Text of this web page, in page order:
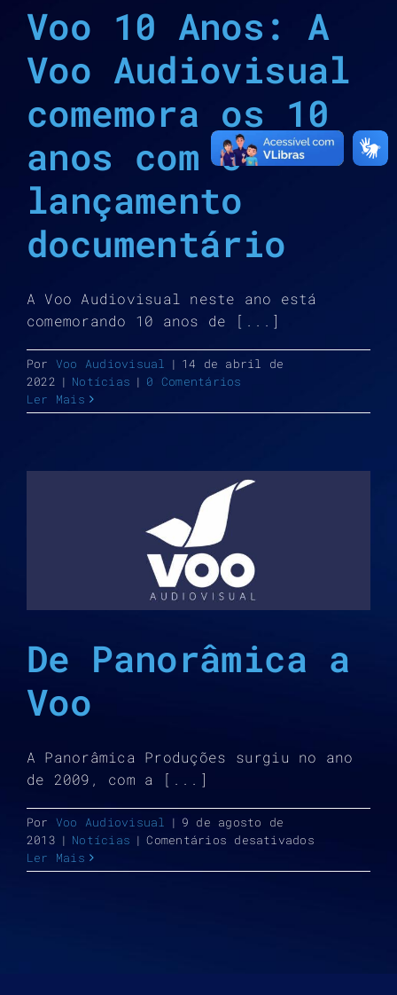
Voo 10 Anos: A
Voo Audiovisual
comemora os 10
anos com o
lançamento
documentário
A Voo Audiovisual neste ano está
comemorando 10 anos de [...]
Por Voo Audiovisual | 14 de abril de
2022 | Notícias | 0 Comentários
Ler Mais
De Panorâmica a
Voo
A Panorâmica Produções surgiu no ano
de 2009, com a [...]
Por Voo Audiovisual | 9 de agosto de
2013 | Notícias | Comentários desativadosem
Panorâmica
Ler Mais